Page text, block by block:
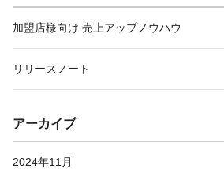
加盟店様向け 売上アップノウハウ
リリースノート
アーカイブ
2024年11月